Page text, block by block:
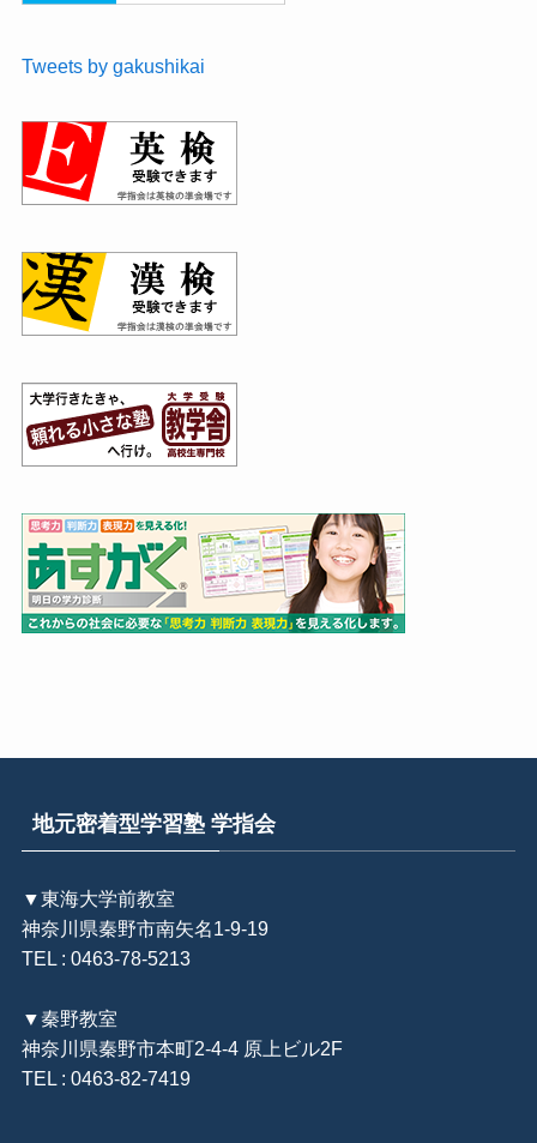
Tweets by gakushikai
地元密着型学習塾 学指会
▼東海大学前教室
神奈川県秦野市南矢名1-9-19
TEL : 0463-78-5213
▼秦野教室
神奈川県秦野市本町2-4-4 原上ビル2F
TEL : 0463-82-7419